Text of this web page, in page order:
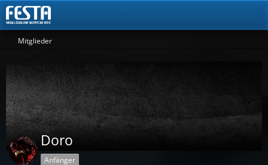
Mitglieder
Doro
Anfänger